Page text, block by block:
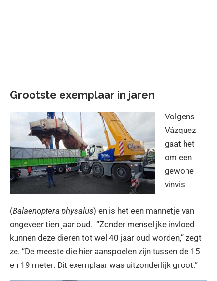
Grootste exemplaar in jaren
Volgens
Vázquez
gaat het
om een
gewone
vinvis
(Balaenoptera physalus) en is het een mannetje van
ongeveer tien jaar oud. “Zonder menselijke invloed
kunnen deze dieren tot wel 40 jaar oud worden,” zegt
ze. “De meeste die hier aanspoelen zijn tussen de 15
en 19 meter. Dit exemplaar was uitzonderlijk groot.”